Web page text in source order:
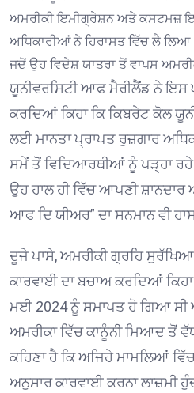
ਅਮਰੀਕੀ ਇਮੀਗ੍ਰੇਸ਼ਨ ਅਤੇ ਕਸਟਮਜ਼
ਅਧਿਕਾਰੀਆਂ ਨੇ ਹਿਰਾਸਤ ਵਿੱਚ ਲੈ
ਜਦੋਂ ਉਹ ਵਿਦੇਸ਼ ਯਾਤਰਾ ਤੋਂ ਵਾਪਸ
ਯੂਨੀਵਰਸਿਟੀ ਆਫ ਮੈਰੀਲੈਂਡ ਨੇ ਇਸ
ਕਰਦਿਆਂ ਕਿਹਾ ਕਿ ਕਿਬਰੇਟ ਕੋਲ
ਲਈ ਮਾਨਤਾ ਪ੍ਰਾਪਤ ਰੁਜ਼ਗਾਰ
ਸਮੇਂ ਤੋਂ ਵਿਦਿਆਰਥੀਆਂ ਨੂੰ ਪੜ੍ਹਾ ਰਹੇ
ਉਹ ਹਾਲ ਹੀ ਵਿੱਚ ਆਪਣੀ
ਆਫ ਦਿ ਯੀਅਰ” ਦਾ ਸਨਮਾਨ ਵੀ
ਦੂਜੇ ਪਾਸੇ, ਅਮਰੀਕੀ ਗ੍ਰਹਿ
ਕਾਰਵਾਈ ਦਾ ਬਚਾਅ ਕਰਦਿਆਂ ਕਿਹਾ
ਮਈ 2024 ਨੂੰ ਸਮਾਪਤ ਹੋ ਗਿਆ
ਅਮਰੀਕਾ ਵਿੱਚ ਕਾਨੂੰਨੀ ਮਿਆਦ ਤੋਂ
ਕਹਿਣਾ ਹੈ ਕਿ ਅਜਿਹੇ ਮਾਮਲਿਆਂ
ਅਨੁਸਾਰ ਕਾਰਵਾਈ ਕਰਨਾ ਲਾਜ਼ਮੀ